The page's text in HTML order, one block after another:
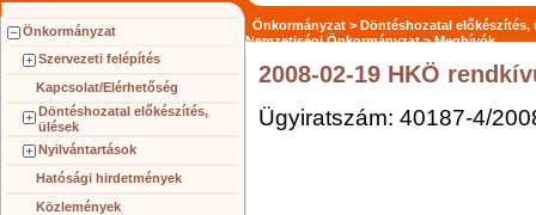
Önkormányzat
Szervezeti felépítés
Kapcsolat/Elérhetőség
Döntéshozatal előkészítés,
ülések
Nyilvántartások
Hatósági hirdetmények
Közlemények
Önkormányzat > Döntéshozatal előkészítés,
Nemzetiségi Önkormányzat >Meghívók
2008-02-19 HKÖ
Ügyiratszám: 40187-4/